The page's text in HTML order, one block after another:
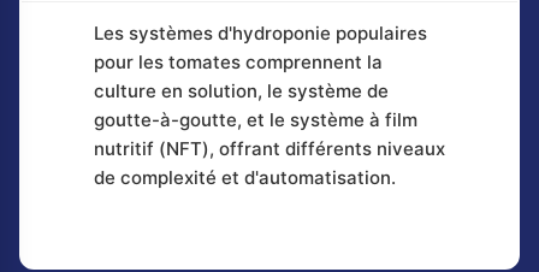
Les systèmes d'hydroponie populaires
pour les tomates comprennent la
culture en solution, le système de
goutte-à-goutte, et le système à film
nutritif (NFT), offrant différents niveaux
de complexité et d'automatisation.